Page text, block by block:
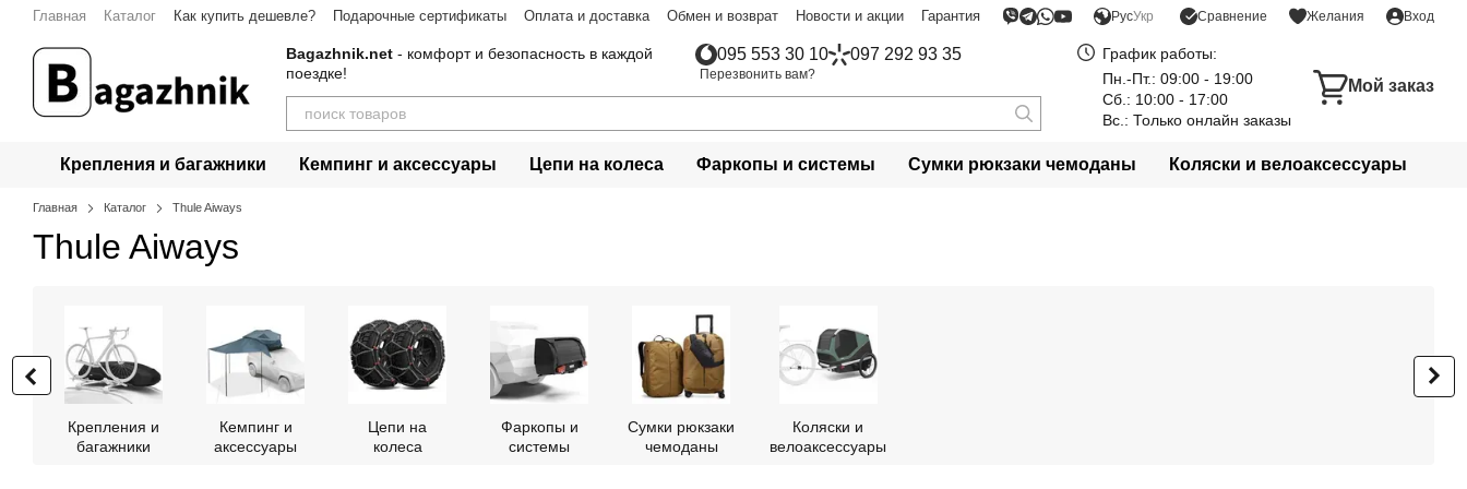
Перейти к основному контенту
Главная Каталог Как купить дешевле? Подарочные сертификаты Оплата и доставка Обмен и возврат Новости и акции
Гарантия
РусУкр Сравнение Желания Вход
Bagazhnik.net - комфорт и безопасность в каждой
поездке!
095 553 30 10 097 292 93 35
Перезвонить вам?
График работы:
Пн.-Пт.: 09:00 - 19:00
Сб.: 10:00 - 17:00
Вс.: Только онлайн заказы
Мой заказ
Крепления и багажники Кемпинг и аксессуары Цепи на колеса Фаркопы и системы Сумки рюкзаки чемоданы Коляски и велоаксессуары
Главная Каталог Thule Aiways
Thule Aiways
Крепления и
багажники
Кемпинг и
аксессуары
Цепи на
колеса
Фаркопы и
системы
Сумки рюкзаки
чемоданы
Коляски и
велоаксессуары